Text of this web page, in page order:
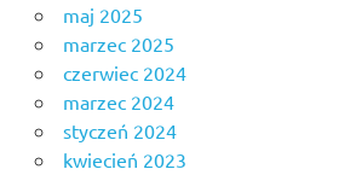
maj 2025
marzec 2025
czerwiec 2024
marzec 2024
styczeń 2024
kwiecień 2023